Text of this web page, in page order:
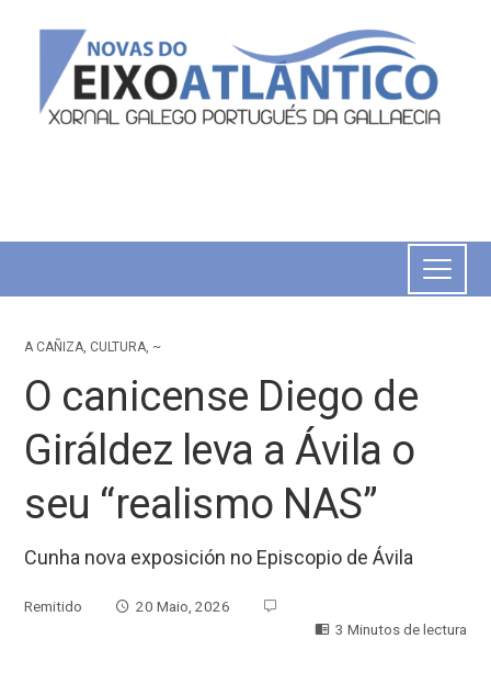
A CAÑIZA, CULTURA, ~
O canicense Diego de
Giráldez leva a Ávila o
seu “realismo NAS”
Cunha nova exposición no Episcopio de Ávila
Remitido
20 Maio, 2026
3 Minutos de lectura